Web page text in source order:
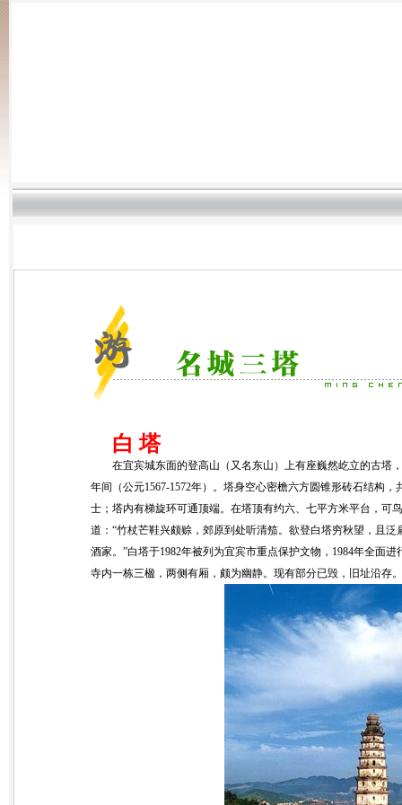
白 塔
在宜宾城东面的登高山（又名东山）上有座巍然屹立的古塔
年间（公元1567-1572年）。塔身空心密檐六方圆锥形砖石结构
士；塔内有梯旋环可通顶端。在塔顶有约六、七平方米平台，可
道：“竹杖芒鞋兴颇赊，郊原到处听清笳。欲登白塔穷秋望，且
酒家。”白塔于1982年被列为宜宾市重点保护文物，1984年全面
寺内一栋三楹，两侧有厢，颇为幽静。现有部分已毁，旧址沿存。